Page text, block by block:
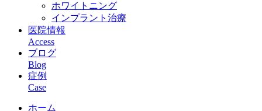
ホワイトニング
インプラント治療
医院情報
Access
ブログ
Blog
症例
Case
ホーム